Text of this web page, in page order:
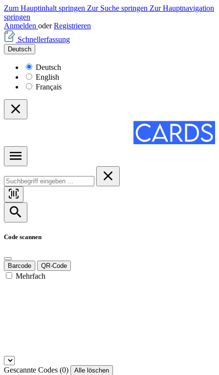
Zum Hauptinhalt springen Zur Suche springen Zur Hauptnavigation
springen
Anmelden oder Registrieren
Schnellerfassung
Deutsch
Deutsch
English
Français
Code scannen
Barcode QR-Code
Mehrfach
Gescannte Codes (0)
Alle löschen